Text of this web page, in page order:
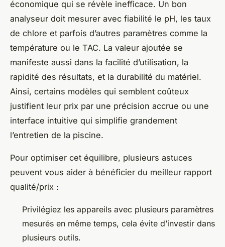
économique qui se révèle inefficace. Un bon
analyseur doit mesurer avec fiabilité le pH, les taux
de chlore et parfois d’autres paramètres comme la
température ou le TAC. La valeur ajoutée se
manifeste aussi dans la facilité d’utilisation, la
rapidité des résultats, et la durabilité du matériel.
Ainsi, certains modèles qui semblent coûteux
justifient leur prix par une précision accrue ou une
interface intuitive qui simplifie grandement
l’entretien de la piscine.
Pour optimiser cet équilibre, plusieurs astuces
peuvent vous aider à bénéficier du meilleur rapport
qualité/prix :
Privilégiez les appareils avec plusieurs paramètres
mesurés en même temps, cela évite d’investir dans
plusieurs outils.